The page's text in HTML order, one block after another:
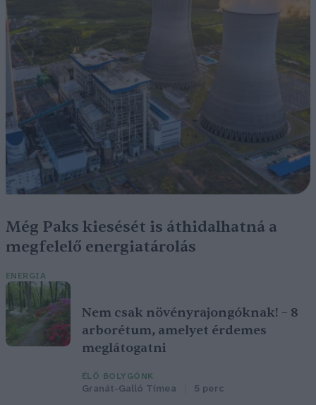
Még Paks kiesését is áthidalhatná a
megfelelő energiatárolás
ENERGIA
Nem csak növényrajongóknak! – 8
arborétum, amelyet érdemes
meglátogatni
ÉLŐ BOLYGÓNK
Granát-Galló Tímea 5 perc